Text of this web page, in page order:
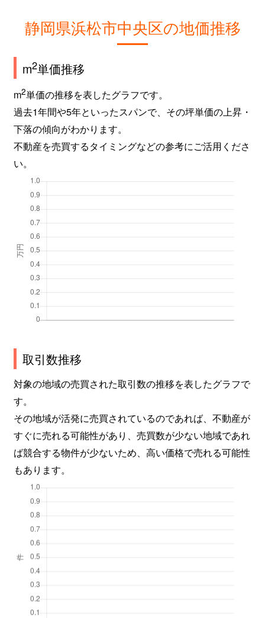
静岡県浜松市中央区の地価推移
m2単価推移
m2単価の推移を表したグラフです。
過去1年間や5年といったスパンで、その坪単価の上昇・
下落の傾向がわかります。
不動産を売買するタイミングなどの参考にご活用くださ
い。
取引数推移
対象の地域の売買された取引数の推移を表したグラフで
す。
その地域が活発に売買されているのであれば、不動産が
すぐに売れる可能性があり、売買数が少ない地域であれ
ば競合する物件が少ないため、高い価格で売れる可能性
もあります。